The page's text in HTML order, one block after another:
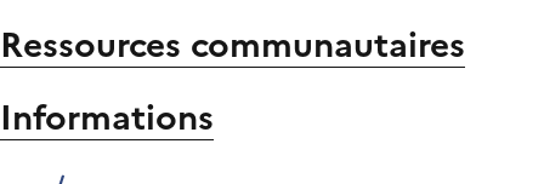
Ressources communautaires
Informations